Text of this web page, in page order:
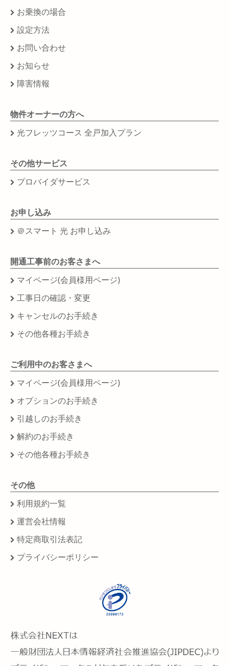
お乗換の場合
設定方法
お問い合わせ
お知らせ
障害情報
物件オーナーの方へ
光フレッツコース 全戸加入プラン
その他サービス
プロバイダサービス
お申し込み
＠スマート 光 お申し込み
開通工事前のお客さまへ
マイページ(会員様用ページ)
工事日の確認・変更
キャンセルのお手続き
その他各種お手続き
ご利用中のお客さまへ
マイページ(会員様用ページ)
オプションのお手続き
引越しのお手続き
解約のお手続き
その他各種お手続き
その他
利用規約一覧
運営会社情報
特定商取引法表記
プライバシーポリシー